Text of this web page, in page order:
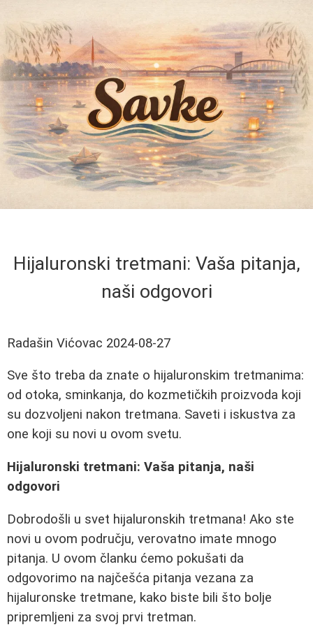
Hijaluronski tretmani: Vaša pitanja,
naši odgovori
Radašin Vićovac 2024-08-27
Sve što treba da znate o hijaluronskim tretmanima:
od otoka, sminkanja, do kozmetičkih proizvoda koji
su dozvoljeni nakon tretmana. Saveti i iskustva za
one koji su novi u ovom svetu.
Hijaluronski tretmani: Vaša pitanja, naši
odgovori
Dobrodošli u svet hijaluronskih tretmana! Ako ste
novi u ovom području, verovatno imate mnogo
pitanja. U ovom članku ćemo pokušati da
odgovorimo na najčešća pitanja vezana za
hijaluronske tretmane, kako biste bili što bolje
pripremljeni za svoj prvi tretman.